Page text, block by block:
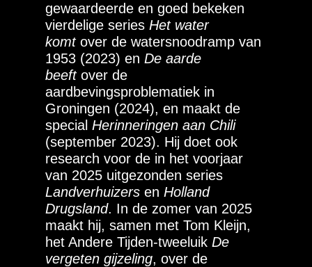
gewaardeerde en goed bekeken
vierdelige series Het water
komtover de watersnoodramp van
1953 (2023) en De aarde
beeftover de
aardbevingsproblematiek in
Groningen (2024), en maakt de
special Herinneringen aan Chili
(september 2023). Hij doet ook
research voor de in het voorjaar
van 2025 uitgezonden series
Landverhuizers en Holland
Drugsland. In de zomer van 2025
maakt hij, samen met Tom Kleijn,
het Andere Tijden-tweeluik De
vergeten gijzeling, over de